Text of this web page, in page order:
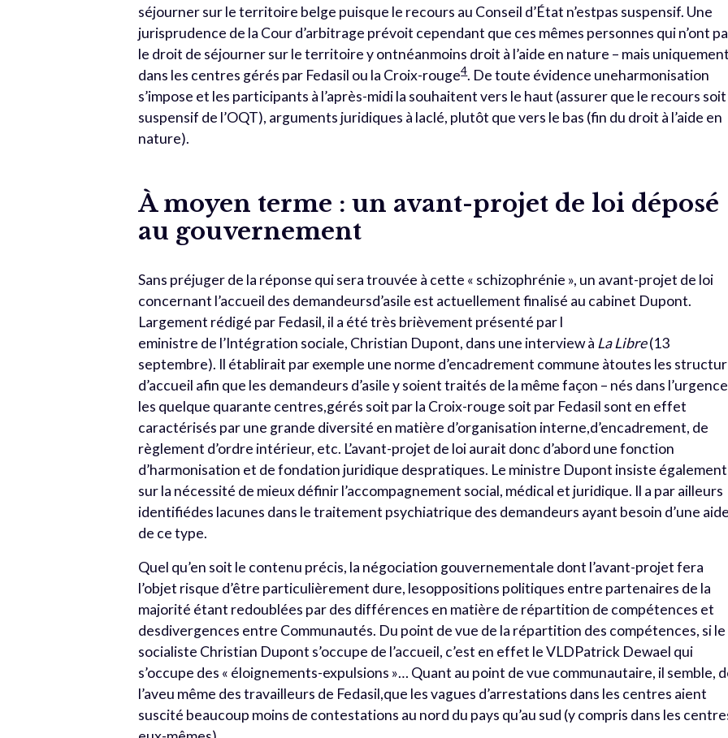
séjourner sur le territoire belge puisque le recours au Conseil d’État n’estpas suspensif. Une
jurisprudence de la Cour d’arbitrage prévoit cependant que ces mêmes personnes qui n’ont
le droit de séjourner sur le territoire y ontnéanmoins droit à l’aide en nature – mais
dans les centres gérés par Fedasil ou la Croix-rouge4. De toute évidence uneharmonisation
s’impose et les participants à l’après-midi la souhaitent vers le haut (assurer que le recours soit
suspensif de l’OQT), arguments juridiques à laclé, plutôt que vers le bas (fin du droit à l’aide en
nature).
À moyen terme : un avant-projet de loi déposé
au gouvernement
Sans préjuger de la réponse qui sera trouvée à cette « schizophrénie », un avant-projet de loi
concernant l’accueil des demandeursd’asile est actuellement finalisé au cabinet Dupont.
Largement rédigé par Fedasil, il a été très brièvement présenté par l
eministre de l’Intégration sociale, Christian Dupont, dans une interview à La Libre(13
septembre). Il établirait par exemple une norme d’encadrement commune àtoutes les
d’accueil afin que les demandeurs d’asile y soient traités de la même façon – nés dans
les quelque quarante centres,gérés soit par la Croix-rouge soit par Fedasil sont en effet
caractérisés par une grande diversité en matière d’organisation interne,d’encadrement, de
règlement d’ordre intérieur, etc. L’avant-projet de loi aurait donc d’abord une fonction
d’harmonisation et de fondation juridique despratiques. Le ministre Dupont insiste également
sur la nécessité de mieux définir l’accompagnement social, médical et juridique. Il a par ailleurs
identifiédes lacunes dans le traitement psychiatrique des demandeurs ayant besoin d’une
de ce type.
Quel qu’en soit le contenu précis, la négociation gouvernementale dont l’avant-projet fera
l’objet risque d’être particulièrement dure, lesoppositions politiques entre partenaires de la
majorité étant redoublées par des différences en matière de répartition de compétences et
desdivergences entre Communautés. Du point de vue de la répartition des compétences, si le
socialiste Christian Dupont s’occupe de l’accueil, c’est en effet le VLDPatrick Dewael qui
s’occupe des « éloignements-expulsions »… Quant au point de vue communautaire, il semble,
l’aveu même des travailleurs de Fedasil,que les vagues d’arrestations dans les centres aient
suscité beaucoup moins de contestations au nord du pays qu’au sud (y compris dans les